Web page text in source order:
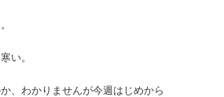
い。
、わかりませんが今週はじめから